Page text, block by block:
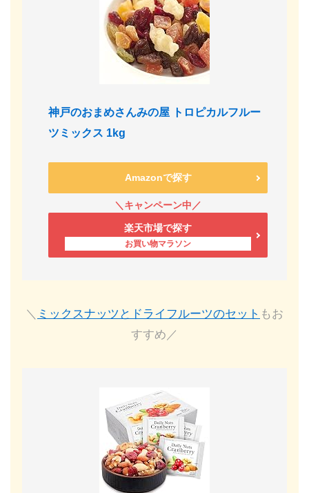
神戸のおまめさんみの屋 トロピカルフルー
ツミックス 1kg
Amazonで探す
楽天市場で探す
＼ ミックスナッツとドライフルーツのセット もお
すすめ／